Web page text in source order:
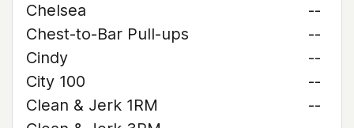
Chelsea
--
Chest-to-Bar Pull-ups
--
Cindy
--
City 100
--
Clean & Jerk 1RM
--